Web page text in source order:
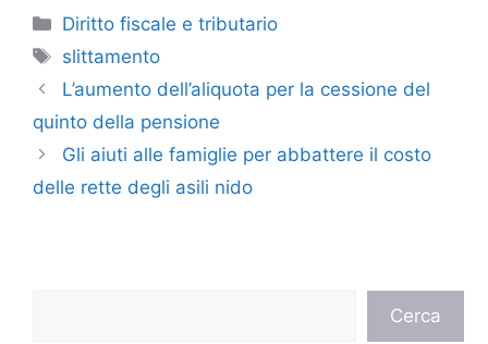
Categorie
Diritto fiscale e tributario
Tag
slittamento
L’aumento dell’aliquota per la cessione del
quinto della pensione
Gli aiuti alle famiglie per abbattere il costo
delle rette degli asili nido
Cerca